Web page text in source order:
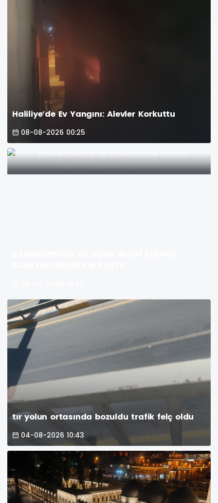
Haliliye’de Ev Yangını: Alevler Korkuttu
08-08-2026 00:25
tır yolun ortasında bozuldu trafik felç oldu
04-08-2026 10:43